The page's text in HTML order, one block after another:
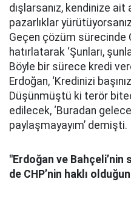
dışlarsanız, kendinize ait
pazarlıklar
Geçen çözüm sürecinde
hatırlatarak ‘Şunları,
Böyle bir sürece kredi
Erdoğan, ‘Kredinizi
Düşünmüştü ki terör
edilecek, ‘Buradan
paylaşmayayım’ demişti.
"Erdoğan ve
de CHP’nin haklı